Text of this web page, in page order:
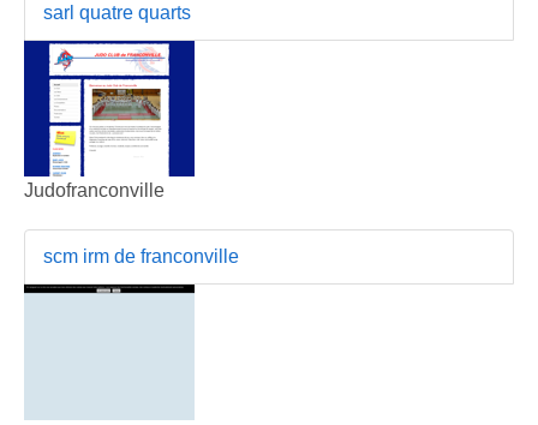
sarl quatre quarts
Judofranconville
scm irm de franconville